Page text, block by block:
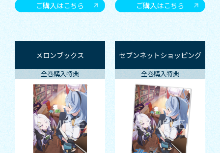
ご購入はこちら ご購入はこちら
メロンブックス
全巻購入特典
セブンネットショッピング
全巻購入特典